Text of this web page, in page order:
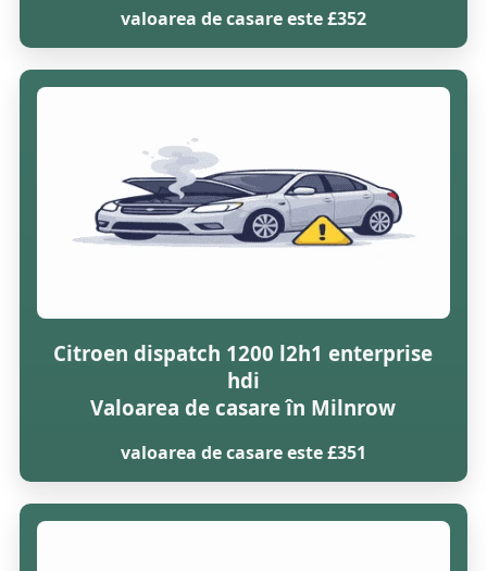
valoarea de casare este £352
Citroen dispatch 1200 l2h1 enterprise
hdi
Valoarea de casare în Milnrow
valoarea de casare este £351